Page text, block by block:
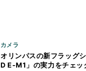
カメラ
オリンパスの新フラッグ
D E-M1」の実力をチェッ